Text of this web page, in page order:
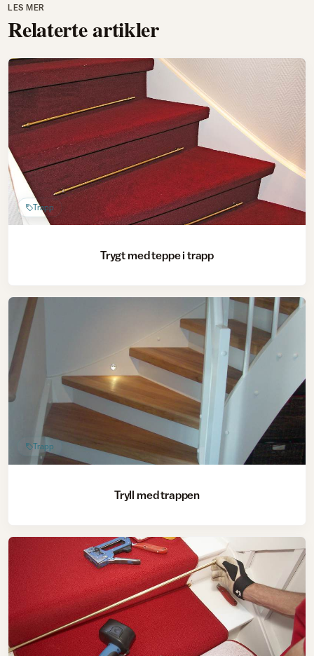
LES MER
Relaterte artikler
Trapp
Trygt med teppe i trapp
Trapp
Tryll med trappen